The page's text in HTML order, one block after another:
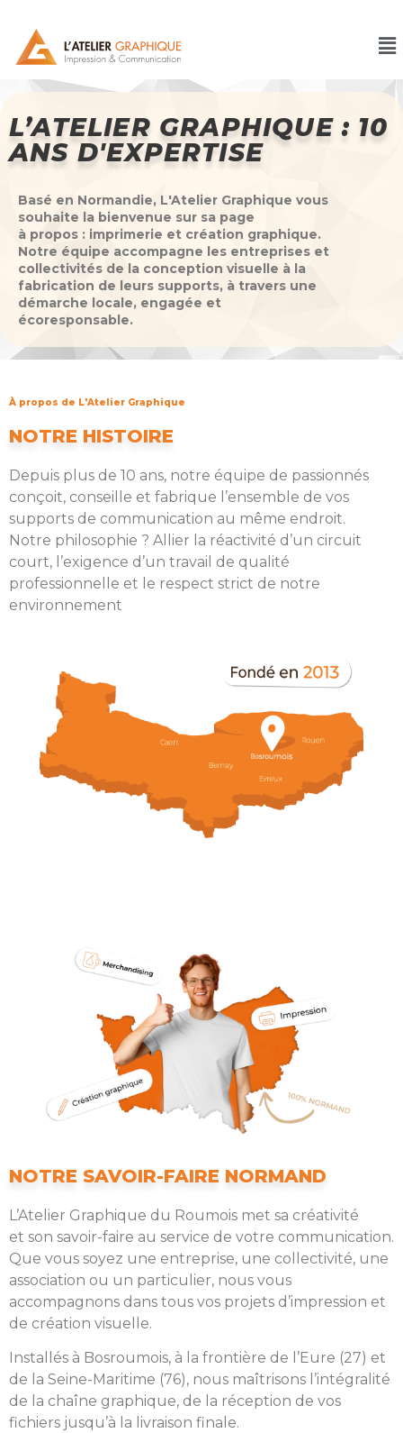
L’ATELIER GRAPHIQUE : 10
ANS D'EXPERTISE
Basé en Normandie, L'Atelier Graphique vous
souhaite la bienvenue sur sa page
à propos : imprimerie et création graphique.
Notre équipe accompagne les entreprises et
collectivités de la conception visuelle à la
fabrication de leurs supports, à travers une
démarche locale, engagée et
écoresponsable.
À propos de L'Atelier Graphique
NOTRE HISTOIRE
Depuis plus de 10 ans, notre équipe de passionnés
conçoit, conseille et fabrique l’ensemble de vos
supports de communication au même endroit.
Notre philosophie ? Allier la réactivité d’un circuit
court, l’exigence d’un travail de qualité
professionnelle et le respect strict de notre
environnement
NOTRE SAVOIR-FAIRE NORMAND
L’Atelier Graphique du Roumois met sa créativité
et son savoir-faire au service de votre communication.
Que vous soyez une entreprise, une collectivité, une
association ou un particulier, nous vous
accompagnons dans tous vos projets d’impression et
de création visuelle.
Installés à Bosroumois, à la frontière de l’Eure (27) et
de la Seine-Maritime (76), nous maîtrisons l’intégralité
de la chaîne graphique, de la réception de vos
fichiers jusqu’à la livraison finale.